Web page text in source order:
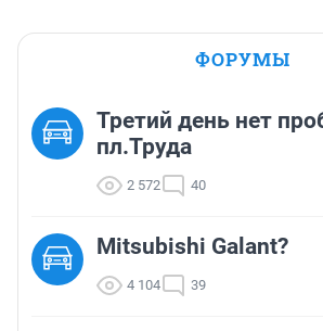
ФОРУМЫ
Третий день нет
пл.Труда
2 572 40
Mitsubishi Galant?
4 104 39